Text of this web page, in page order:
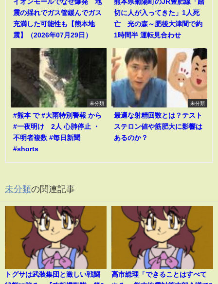
イオンモールでなぜ爆発 地
震の揺れでガス管緩んでガス
充満した可能性も【熊本地
震】（2026年07月29日）
熊本県菊陽町のJR豊肥線「踏
切に人が入ってきた」1人死
亡 光の森～肥後大津間で約
1時間半 運転見合わせ
未分類
#熊本 で #大雨特別警報 から
#一夜明け 2人 心肺停止 ・
不明者複数 #毎日新聞
#shorts
未分類
最適な射精回数とは？テスト
ステロン値や筋肥大に影響は
あるのか？
未分類の関連記事
トグサは武装集団と激しい戦闘
高市総理「できることはすべて